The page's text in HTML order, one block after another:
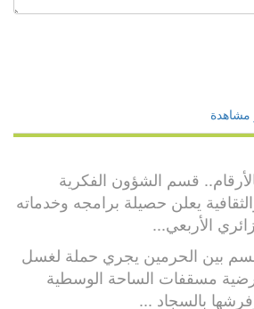
مشاهدة
قسم الشؤون الفكرية
يعلن حصيلة برامجه وخدماته
الأربعي...
بين الحرمين يجري حملة لغسل
مسقفات الساحة الوسطية
بالسجاد ...